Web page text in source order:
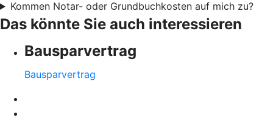
Kommen Notar- oder Grundbuchkosten auf mich zu?
Das könnte Sie auch interessieren
Bausparvertrag
Bausparvertrag